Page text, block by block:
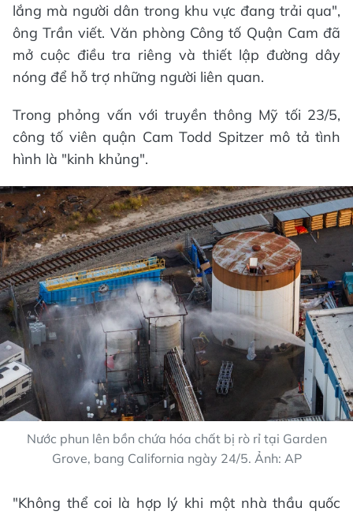
lắng mà người dân trong khu vực đang trải qua",
ông Trần viết. Văn phòng Công tố Quận Cam đã
mở cuộc điều tra riêng và thiết lập đường dây
nóng để hỗ trợ những người liên quan.
Trong phỏng vấn với truyền thông Mỹ tối 23/5,
công tố viên quận Cam Todd Spitzer mô tả tình
hình là "kinh khủng".
Nước phun lên bồn chứa hóa chất bị rò rỉ tại Garden
Grove, bang California ngày 24/5. Ảnh: AP
"Không thể coi là hợp lý khi một nhà thầu quốc